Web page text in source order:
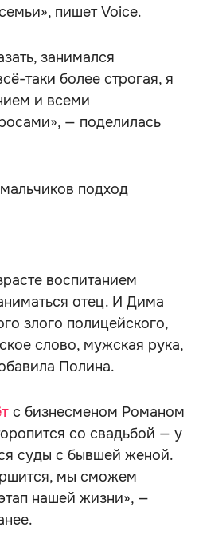
пишет Voice.
занимался
таки более строгая, я
и всеми
— поделилась
подход
воспитанием
отец. И Дима
злого полицейского,
слово, мужская рука,
Полина.
с бизнесменом Романом
со свадьбой — у
суды с бывшей женой.
мы сможем
нашей жизни», —